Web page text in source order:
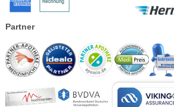
Partner